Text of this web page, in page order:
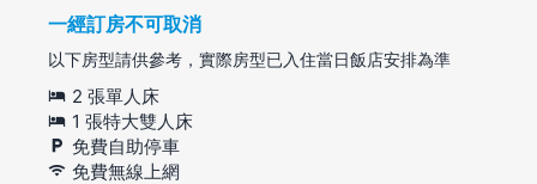
一經訂房不可取消
以下房型請供參考，實際房型已入住當日飯店安排為準
2 張單人床
1 張特大雙人床
免費自助停車
免費無線上網